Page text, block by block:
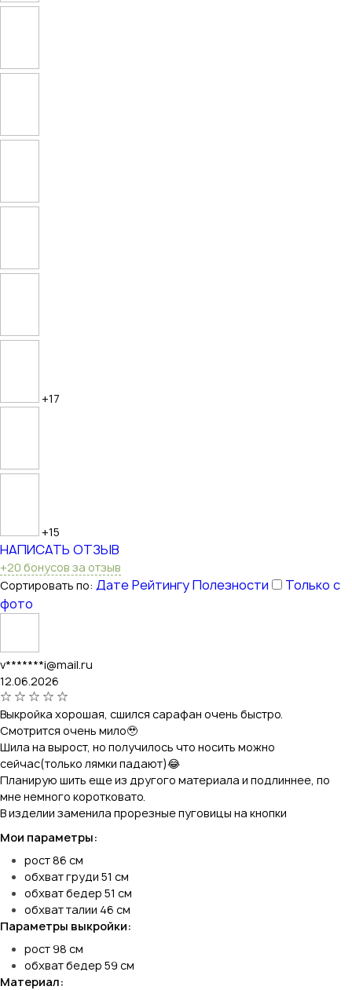
+17
+15
НАПИСАТЬ ОТЗЫВ
+20 бонусов за отзыв
Сортировать по: ДатеРейтингуПолезности
Только с
фото
v*******i@mail.ru
12.06.2026
Выкройка хорошая, сшился сарафан очень быстро.
Смотрится очень мило🥹
Шила на вырост, но получилось что носить можно
сейчас(только лямки падают)😂
Планирую шить еще из другого материала и подлиннее, по
мне немного коротковато.
В изделии заменила прорезные пуговицы на кнопки
Мои параметры:
рост 86 см
обхват груди 51 см
обхват бедер 51 см
обхват талии 46 см
Параметры выкройки:
рост 98 см
обхват бедер 59 см
Материал: